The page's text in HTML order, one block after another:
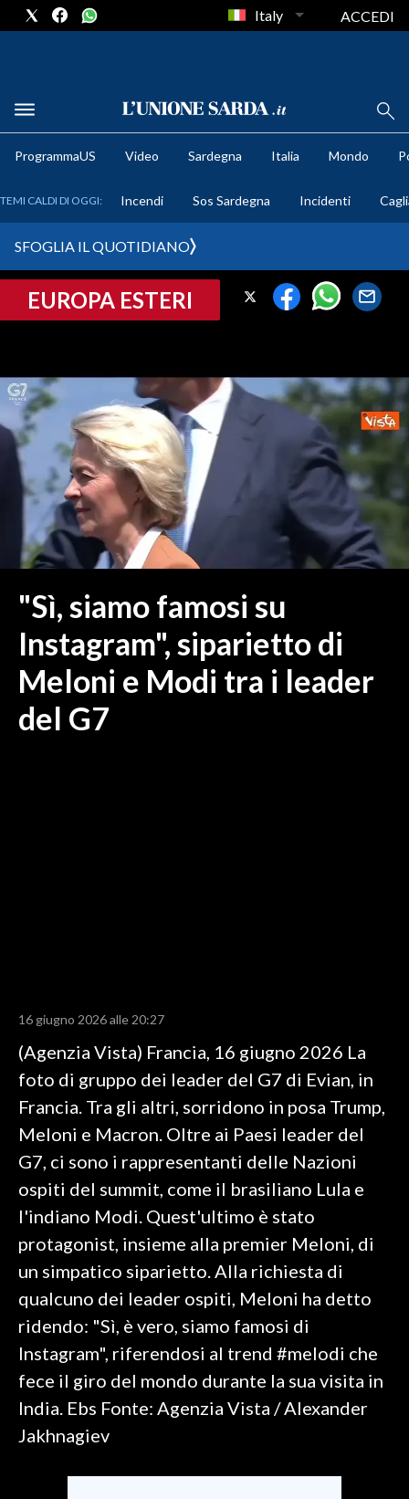
METEO
CRONACA SARDEGNA
SULCIS IGLESIENTE
MEDIO CAMPIDANO
ORISTANO E PROVINCIA
SASSARI E PROVINCIA
GALLURA
NUORO E PROVINCIA
OGLIASTRA
CRONACA
ITALIA
MONDO
POLITICA
CALCIO
CULTURA
SPETTACOLI
GOSSIP
SALUTE
SARDI NEL MONDO
Italy ACCEDI
ProgrammaUS Video Sardegna Italia Mondo
TEMI CALDI DI OGGI: Incendi Sos Sardegna Incidenti
SFOGLIA IL QUOTIDIANO
EUROPA ESTERI
"Sì, siamo famosi su
Instagram", siparietto di
Meloni e Modi tra i leader
del G7
16 giugno 2026 alle 20:27
(Agenzia Vista) Francia, 16 giugno 2026 La
foto di gruppo dei leader del G7 di Evian, in
Francia. Tra gli altri, sorridono in posa Trump,
Meloni e Macron. Oltre ai Paesi leader del
G7, ci sono i rappresentanti delle Nazioni
ospiti del summit, come il brasiliano Lula e
l'indiano Modi. Quest'ultimo è stato
protagonist, insieme alla premier Meloni, di
un simpatico siparietto. Alla richiesta di
qualcuno dei leader ospiti, Meloni ha detto
ridendo: "Sì, è vero, siamo famosi di
Instagram", riferendosi al trend #melodi che
fece il giro del mondo durante la sua visita in
India. Ebs Fonte: Agenzia Vista / Alexander
Jakhnagiev